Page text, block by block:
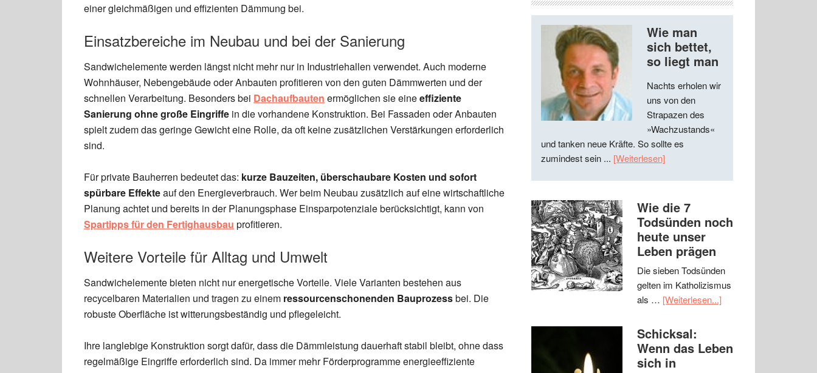
einer gleichmäßigen und effizienten Dämmung bei.
Einsatzbereiche im Neubau und bei der Sanierung
Sandwichelemente werden längst nicht mehr nur in Industriehallen verwendet. Auch moderne
Wohnhäuser, Nebengebäude oder Anbauten profitieren von den guten Dämmwerten und der
schnellen Verarbeitung. Besonders bei Dachaufbauten ermöglichen sie eineeffiziente
Sanierung ohne große Eingriffe in die vorhandene Konstruktion. Bei Fassaden oder Anbauten
spielt zudem das geringe Gewicht eine Rolle, da oft keine zusätzlichen Verstärkungen erforderlich
sind.
Für private Bauherren bedeutet das: kurze Bauzeiten, überschaubare Kosten und sofort
spürbare Effekteauf den Energieverbrauch. Wer beim Neubau zusätzlich auf eine wirtschaftliche
Planung achtet und bereits in der Planungsphase Einsparpotenziale berücksichtigt, kann von
Spartipps für den Fertighausbau profitieren.
Weitere Vorteile für Alltag und Umwelt
Sandwichelemente bieten nicht nur energetische Vorteile. Viele Varianten bestehen aus
recycelbaren Materialien und tragen zu einem ressourcenschonenden Bauprozessbei. Die
robuste Oberfläche ist witterungsbeständig und pflegeleicht.
Ihre langlebige Konstruktion sorgt dafür, dass die Dämmleistung dauerhaft stabil bleibt, ohne dass
regelmäßige Eingriffe erforderlich sind. Da immer mehr Förderprogramme energieeffiziente
Wie man
sich bettet,
so liegt man
Nachts erholen wir
uns von den
Strapazen des
»Wachzustands«
und tanken neue Kräfte. So sollte es
zumindest sein ... [Weiterlesen]
Wie die 7
Todsünden noch
heute unser
Leben prägen
Die sieben Todsünden
gelten im Katholizismus
als … [Weiterlesen...]
Schicksal:
Wenn das Leben
sich in